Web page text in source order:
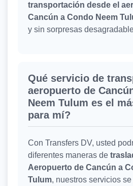
transportación desde el
Cancún a Condo Neem
y sin sorpresas
Qué servicio de
aeropuerto de
Neem Tulum es el
para mí?
Con Transfers DV, usted
diferentes maneras de
Aeropuerto de Cancún a
Tulum, nuestros servicios